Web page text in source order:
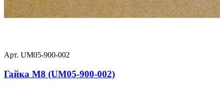
Арт. UM05-900-002
Гайка М8 (UM05-900-002)